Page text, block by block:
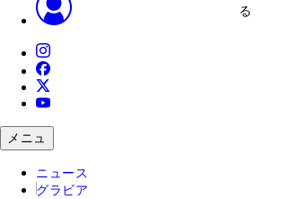
る
メニュ
ニュース
グラビア